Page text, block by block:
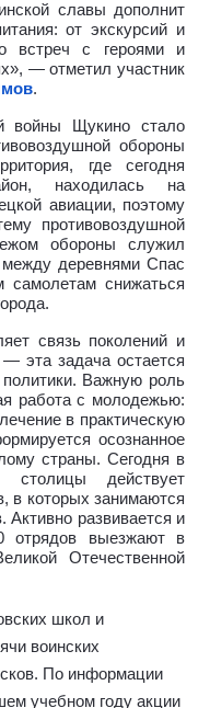
славы дополнит
от экскурсий и
встреч с героями и
— отметил участник
.
войны Щукино стало
обороны
где сегодня
находилась на
авиации, поэтому
противовоздушной
обороны служил
между деревнями Спас
снижаться
связь поколений и
эта задача остается
политики. Важную роль
работа с молодежью:
в практическую
осознанное
страны. Сегодня в
столицы действует
в которых занимаются
Активно развивается и
отрядов выезжают в
Отечественной
школ и
воинских
По информации
учебном году акции